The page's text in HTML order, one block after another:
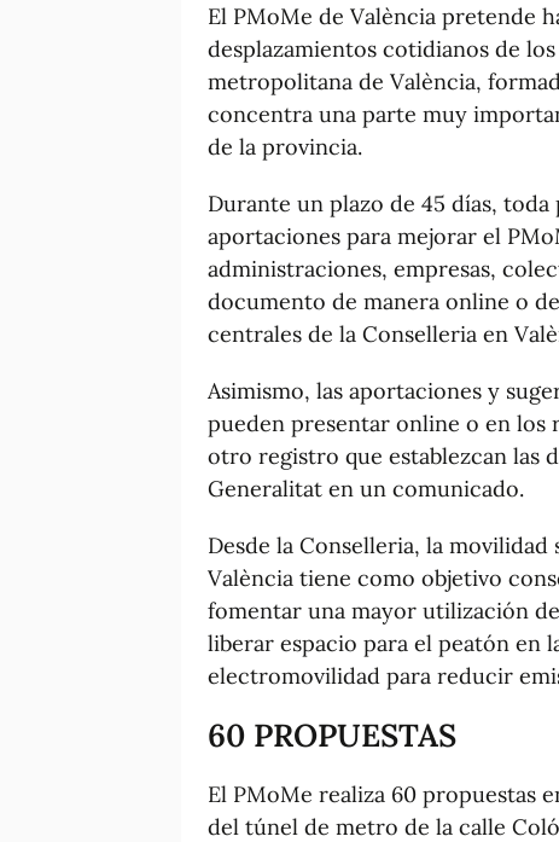
El PMoMe de València pretende
desplazamientos cotidianos de
metropolitana de València,
concentra una parte muy
de la provincia.
Durante un plazo de 45 días,
aportaciones para mejorar el
administraciones, empresas,
documento de manera online o
centrales de la Conselleria en
Asimismo, las aportaciones y
pueden presentar online o en los
otro registro que establezcan las
Generalitat en un comunicado.
Desde la Conselleria, la
València tiene como objetivo
fomentar una mayor utilización
liberar espacio para el peatón en
electromovilidad para reducir
60 PROPUESTAS
El PMoMe realiza 60 propuestas
del túnel de metro de la calle